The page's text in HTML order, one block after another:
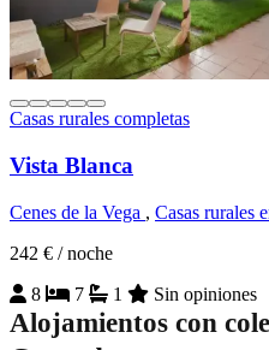
Casas rurales completas
Vista Blanca
Cenes de la Vega , Casas rurales
242 € / noche
8
7 1 Sin opiniones
Alojamientos con